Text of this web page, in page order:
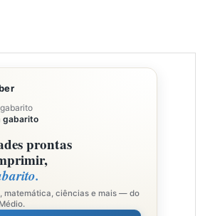
gabarito
prontas
matemática, ciências e mais — do